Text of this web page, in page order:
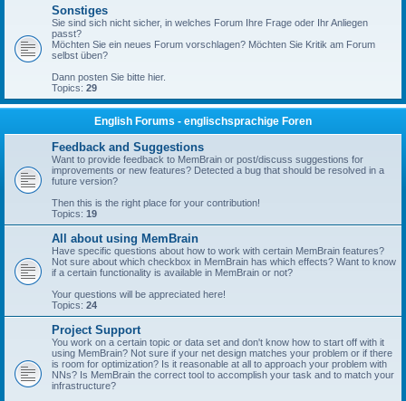
Sonstiges
Sie sind sich nicht sicher, in welches Forum Ihre Frage oder Ihr Anliegen
passt?
Möchten Sie ein neues Forum vorschlagen? Möchten Sie Kritik am Forum
selbst üben?
Dann posten Sie bitte hier.
Topics: 29
English Forums - englischsprachige Foren
Feedback and Suggestions
Want to provide feedback to MemBrain or post/discuss suggestions for
improvements or new features? Detected a bug that should be resolved in a
future version?
Then this is the right place for your contribution!
Topics: 19
All about using MemBrain
Have specific questions about how to work with certain MemBrain features?
Not sure about which checkbox in MemBrain has which effects? Want to know
if a certain functionality is available in MemBrain or not?
Your questions will be appreciated here!
Topics: 24
Project Support
You work on a certain topic or data set and don't know how to start off with it
using MemBrain? Not sure if your net design matches your problem or if there
is room for optimization? Is it reasonable at all to approach your problem with
NNs? Is MemBrain the correct tool to accomplish your task and to match your
infrastructure?